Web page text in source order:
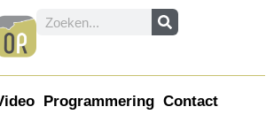
Programmering Contact